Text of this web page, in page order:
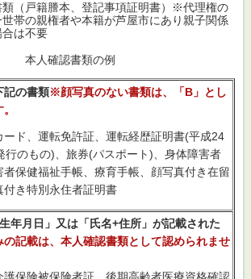
（戸籍謄本、登記事項証明書）※代理権の
帯の親権者や本籍が芦屋市にあり親子関係
は不要
本人確認書類の例
記の書類※顔写真のない書類は、「B」とし
ード、運転免許証、運転経歴証明書(平成24
行のもの)、旅券(パスポート)、身体障害者
者保健福祉手帳、療育手帳、顔写真付き在留
付き特別永住者証明書
年月日」又は「氏名+住所」が記載された
記載は、本人確認書類として認められませ
護保険被保険者証、後期高齢者医療資格確認